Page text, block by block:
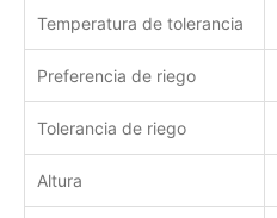
Temperatura de tolerancia
Preferencia de riego
Tolerancia de riego
Altura